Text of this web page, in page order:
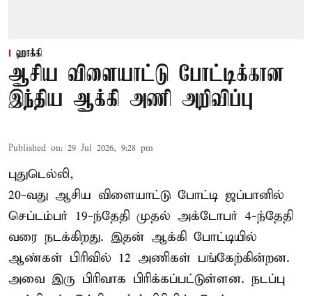
ஹாக்கி
ஆசிய விளையாட்டு போட்டிக்கான
இந்திய ஆக்கி அணி அறிவிப்பு
Published on: 29 Jul 2026, 9:28 pm
புதுடெல்லி,
20-வது ஆசிய விளையாட்டு போட்டி ஜப்பானில்
செப்டம்பர் 19-ந்தேதி முதல் அக்டோபர் 4-ந்தேதி
வரை நடக்கிறது. இதன் ஆக்கி போட்டியில்
ஆண்கள் பிரிவில் 12 அணிகள் பங்கேற்கின்றன.
அவை இரு பிரிவாக பிரிக்கப்பட்டுள்ளன. நடப்பு